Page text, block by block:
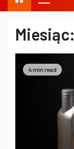
Miesiąc:
4 min read